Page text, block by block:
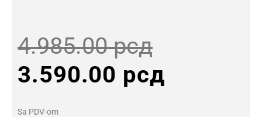
4.985.00рсдOriginal
price
3.590.00 рсдprice
Sa PDV-om